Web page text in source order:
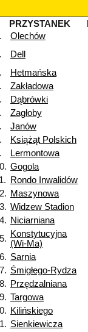
PRZYSTANEK
Olechów
Dell
Hetmańska
Zakładowa
Dąbrówki
Zagłoby
Janów
Książąt Polskich
Lermontowa
Gogola
Rondo Inwalidów
Maszynowa
Widzew Stadion
Niciarniana
Konstytucyjna
(Wi-Ma)
Sarnia
Śmigłego-Rydza
Przędzalniana
Targowa
Kilińskiego
Sienkiewicza